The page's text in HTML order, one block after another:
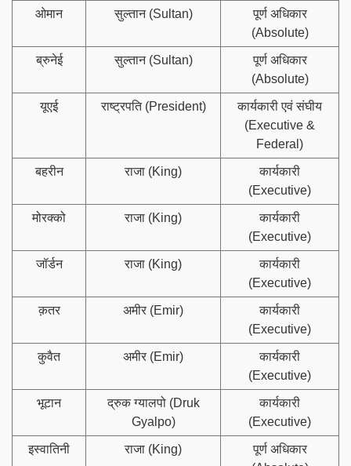
ओमान सुल्तान (Sultan)
पूर्ण अधिकार
(Absolute)
ब्रुनेई सुल्तान (Sultan)
पूर्ण अधिकार
(Absolute)
यूएई राष्ट्रपति (President)
कार्यकारी एवं संघीय
(Executive &
Federal)
बहरीन राजा (King)
कार्यकारी
(Executive)
मोरक्को राजा (King)
कार्यकारी
(Executive)
जॉर्डन राजा (King)
कार्यकारी
(Executive)
क़तर अमीर (Emir)
कार्यकारी
(Executive)
कुवैत अमीर (Emir)
कार्यकारी
(Executive)
भूटान
द्रुक ग्यालपो (Druk
Gyalpo)
कार्यकारी
(Executive)
इस्वातिनी राजा (King)
पूर्ण अधिकार